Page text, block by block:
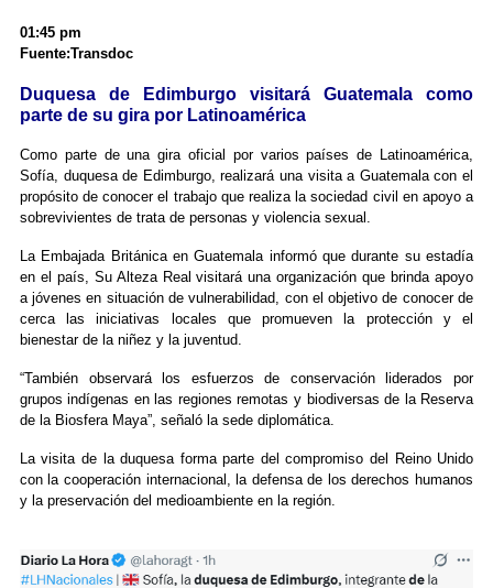
01:45 pm
Fuente:Transdoc
Duquesa de Edimburgo visitará Guatemala como
parte de su gira por Latinoamérica
Como parte de una gira oficial por varios países de Latinoamérica,
Sofía, duquesa de Edimburgo, realizará una visita a Guatemala con el
propósito de conocer el trabajo que realiza la sociedad civil en apoyo a
sobrevivientes de trata de personas y violencia sexual.
La Embajada Británica en Guatemala informó que durante su estadía
en el país, Su Alteza Real visitará una organización que brinda apoyo
a jóvenes en situación de vulnerabilidad, con el objetivo de conocer de
cerca las iniciativas locales que promueven la protección y el
bienestar de la niñez y la juventud.
“También observará los esfuerzos de conservación liderados por
grupos indígenas en las regiones remotas y biodiversas de la Reserva
de la Biosfera Maya”, señaló la sede diplomática.
La visita de la duquesa forma parte del compromiso del Reino Unido
con la cooperación internacional, la defensa de los derechos humanos
y la preservación del medioambiente en la región.